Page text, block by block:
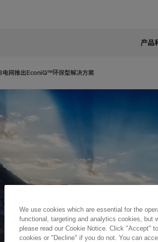
China
Lumada
产品
电网推出EconiQ™环保型解决方案
We use cookies which are essential for the
functional, targeting and analytics cookies, but
please read our Cookie Notice. Click "Accept"
cookies or "Decline" if you do not. You can